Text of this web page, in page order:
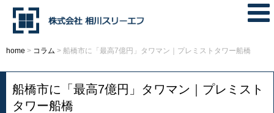
home > コラム > 船橋市に「最高7億円」タワマン｜プレミストタワー船橋
船橋市に「最高7億円」タワマン｜プレミスト
タワー船橋